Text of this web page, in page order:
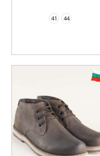
41 44